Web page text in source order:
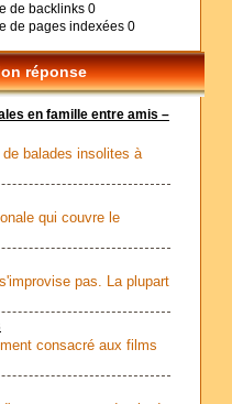
de backlinks 0
de pages indexées 0
réponse
en famille entre amis –
balades insolites à
qui couvre le
pas. La plupart
consacré aux films